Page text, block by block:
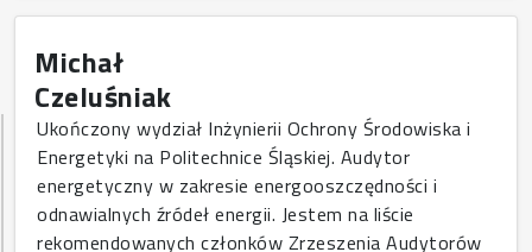
Michał
Czeluśniak
Ukończony wydział Inżynierii Ochrony Środowiska i
Energetyki na Politechnice Śląskiej. Audytor
energetyczny w zakresie energooszczędności i
odnawialnych źródeł energii. Jestem na liście
rekomendowanych członków Zrzeszenia Audytorów